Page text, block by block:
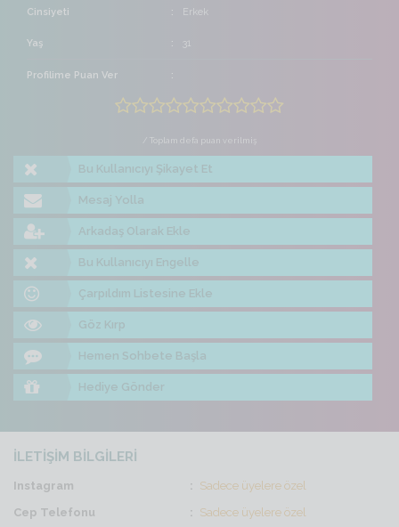
Cinsiyeti Erkek
Yaş 31
Profilime Puan Ver
/ Toplam defa puan verilmiş
Bu Kullanıcıyı Şikayet Et
Mesaj Yolla
Arkadaş Olarak Ekle
Bu Kullanıcıyı Engelle
Çarpıldım Listesine Ekle
Göz Kırp
Hemen Sohbete Başla
Hediye Gönder
İLETİŞİM BİLGİLERİ
Instagram
Sadece üyelere özel
Cep Telefonu
Sadece üyelere özel